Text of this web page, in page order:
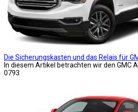
Die Sicherungskasten und das Relais für
In diesem Artikel betrachten wir den GMC
0793